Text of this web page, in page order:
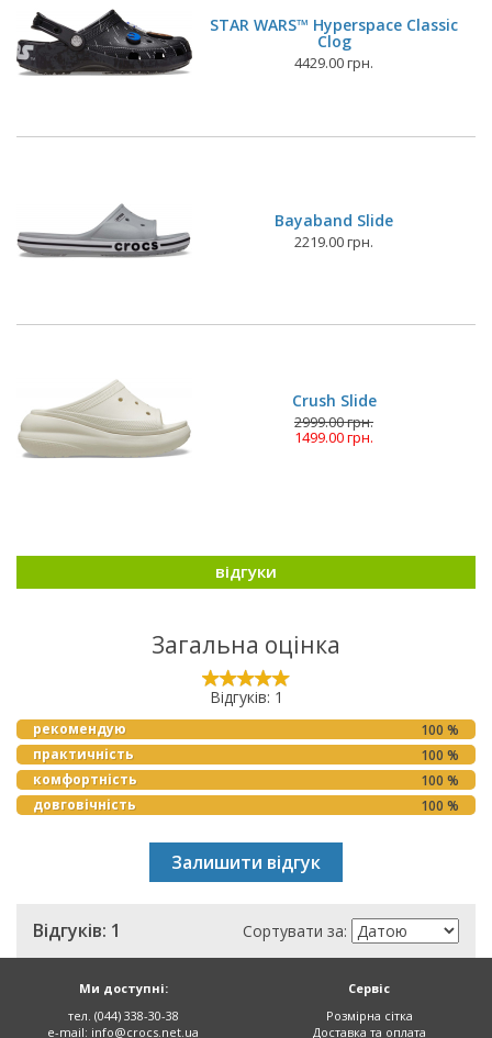
STAR WARS™ Hyperspace Classic
Clog
4429.00 грн.
Bayaband Slide
2219.00 грн.
Crush Slide
2999.00 грн.
1499.00 грн.
відгуки
Загальна оцінка
Відгуків: 1
рекомендую
100 %
практичність
100 %
комфортність
100 %
довговічність
100 %
Залишити відгук
Відгуків: 1 Сортувати за:
Сервіс
Розмірна сітка
Доставка та оплата
Ми доступні:
тел. (044) 338-30-38
e-mail: info@crocs.net.ua